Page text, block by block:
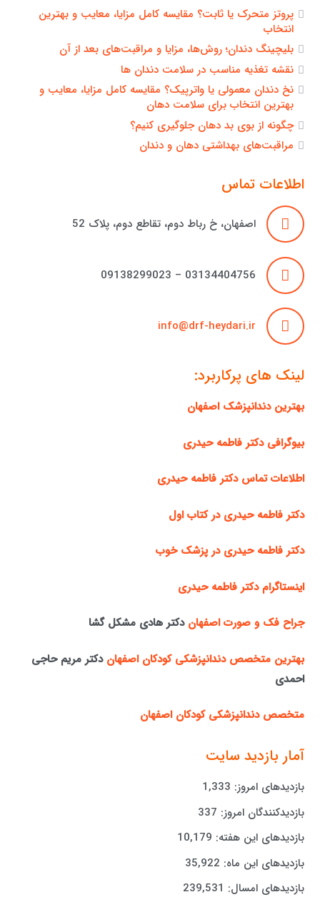
پروتز متحرک یا ثابت؟ مقایسه کامل مزایا، معایب و بهترین
انتخاب
بلیچینگ دندان؛ روش‌ها، مزایا و مراقبت‌های بعد از آن
نقشه تغذیه مناسب در سلامت دندان ها
نخ دندان معمولی یا واترپیک؟ مقایسه کامل مزایا، معایب و
بهترین انتخاب برای سلامت دهان
چگونه از بوی بد دهان جلوگیری کنیم؟
مراقبت‌های بهداشتی دهان و دندان
اطلاعات تماس
اصفهان، خ رباط دوم، تقاطع دوم، پلاک 52
03134404756 – 09138299023
info@drf-heydari.ir
لینک های پرکاربرد:
بهترین دندانپزشک اصفهان
بیوگرافی دکتر فاطمه حیدری
اطلاعات تماس دکتر فاطمه حیدری
دکتر فاطمه حیدری در کتاب اول
دکتر فاطمه حیدری در پزشک خوب
اینستاگرام دکتر فاطمه حیدری
جراح فک و صورت اصفهان دکتر هادی مشکل گشا
بهترین متخصص دندانپزشکی کودکان اصفهان دکتر مریم حاجی
احمدی
متخصص دندانپزشکی کودکان اصفهان
آمار بازدید سایت
بازدیدهای امروز: 1,333
بازدیدکنندگان امروز: 337
بازدیدهای این هفته: 10,179
بازدیدهای این ماه: 35,922
بازدیدهای امسال: 239,531